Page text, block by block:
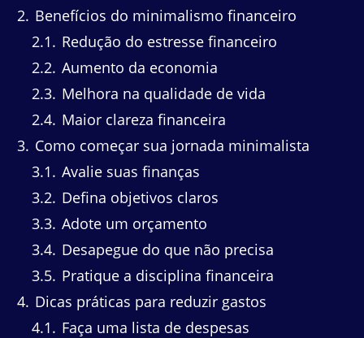
2 Benefícios do minimalismo financeiro
2.1
Redução do estresse financeiro
2.2 Aumento da economia
2.3 Melhora na qualidade de vida
2.4 Maior clareza financeira
3 Como começar sua jornada minimalista
3.1
Avalie suas finanças
3.2 Defina objetivos claros
3.3 Adote um orçamento
3.4 Desapegue do que não precisa
3.5 Pratique a disciplina financeira
4 Dicas práticas para reduzir gastos
4.1
Faça uma lista de despesas